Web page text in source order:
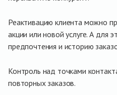
Реактивацию клиента можно
акции или новой услуге. А для
предпочтения и историю
Контроль над точками
повторных заказов.